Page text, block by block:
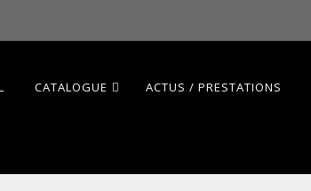
CATALOGUE ACTUS / PRESTATIONS